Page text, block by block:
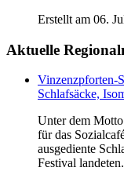
Erstellt am 06.
Aktuelle
Vinzenzpforten-
Schlafsäcke,
Unter dem
für das
ausgediente
Festival